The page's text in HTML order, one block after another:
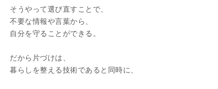
そうやって選び直すことで、
不要な情報や言葉から、
自分を守ることができる。
だから片づけは、
暮らしを整える技術であると同時に、